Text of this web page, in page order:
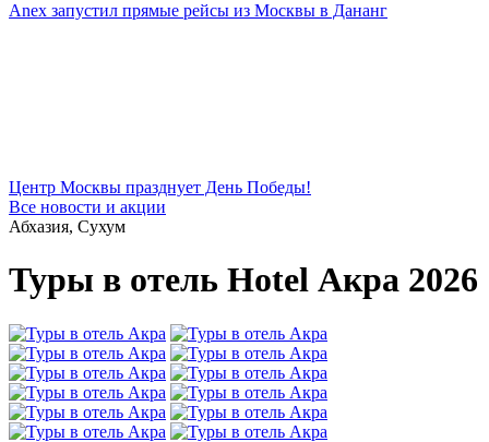
Anex запустил прямые рейсы из Москвы в Дананг
Центр Москвы празднует День Победы!
Все новости и акции
Абхазия, Сухум
Туры в отель Hotel Акра 2026